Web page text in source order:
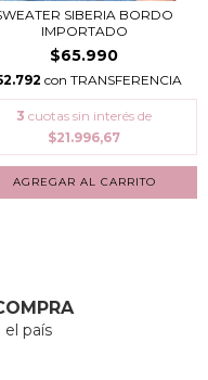
SIBERIA BORDO
IMPORTADO
$65.990
con TRANSFERENCIA
3 cuotas sin interés de
$21.996,67
país